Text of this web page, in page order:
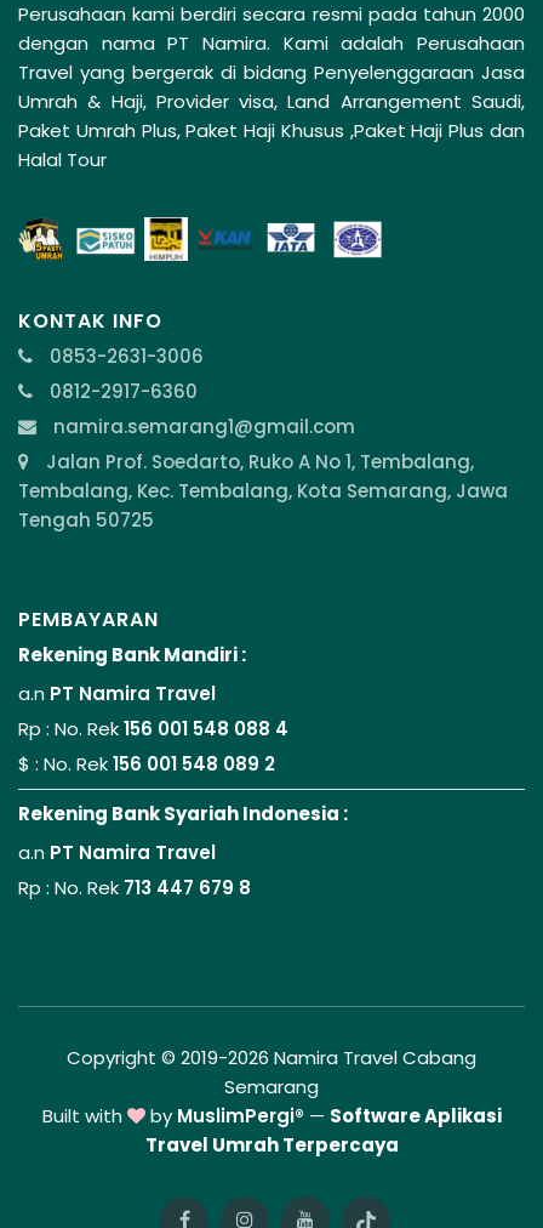
Perusahaan kami berdiri secara resmi pada tahun 2000
dengan nama PT Namira. Kami adalah Perusahaan
Travel yang bergerak di bidang Penyelenggaraan Jasa
Umrah & Haji, Provider visa, Land Arrangement Saudi,
Paket Umrah Plus, Paket Haji Khusus ,Paket Haji Plus dan
Halal Tour
KONTAK INFO
0853-2631-3006
0812-2917-6360
namira.semarang1@gmail.com
Jalan Prof. Soedarto, Ruko A No 1, Tembalang,
Tembalang, Kec. Tembalang, Kota Semarang, Jawa
Tengah 50725
PEMBAYARAN
Rekening Bank Mandiri :
a.n PT Namira Travel
Rp : No. Rek156 001 548 088 4
$ : No. Rek156 001 548 089 2
Rekening Bank Syariah Indonesia :
a.n PT Namira Travel
Rp : No. Rek 713 447 679 8
Copyright © 2019-2026 Namira Travel Cabang
Semarang
Built with
by MuslimPergi® — Software Aplikasi
Travel Umrah Terpercaya